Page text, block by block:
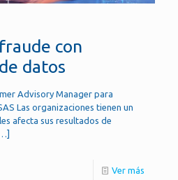
con
datos
Advisory Manager para
Las organizaciones tienen un
afecta sus resultados de
Ver más